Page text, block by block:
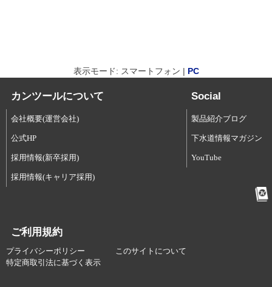
表示モード: スマートフォン | PC
カンツールについて
会社概要(運営会社)
公式HP
採用情報(新卒採用)
採用情報(キャリア採用)
Social
製品紹介ブログ
下水道情報マガジン
YouTube
ご利用規約
プライバシーポリシー
このサイトについて
特定商取引法に基づく表示